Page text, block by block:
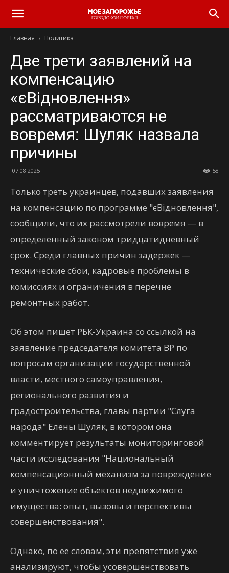
Главная Политика
Две трети заявлений на
компенсацию
«єВідновлення»
рассматриваются не
вовремя: Шуляк назвала
причины
07.08.2025 58
Только треть украинцев, подавших заявления
на компенсацию по программе "єВідновлення",
сообщили, что их рассмотрели вовремя — в
определенный законом тридцатидневный
срок. Среди главных причин задержек —
технические сбои, кадровые проблемы в
комиссиях и ограничения в перечне
ремонтных работ.
Об этом пишет РБК-Украина со ссылкой на
заявление председателя комитета ВР по
вопросам организации государственной
власти, местного самоуправления,
регионального развития и
градостроительства, главы партии "Слуга
народа" Елены Шуляк, в котором она
комментирует результаты мониторинговой
части исследования "Национальный
компенсационный механизм за повреждение
и уничтожение объектов недвижимого
имущества: опыт, вызовы и перспективы
совершенствования".
Однако, по ее словам, эти препятствия уже
анализируют, чтобы усовершенствовать